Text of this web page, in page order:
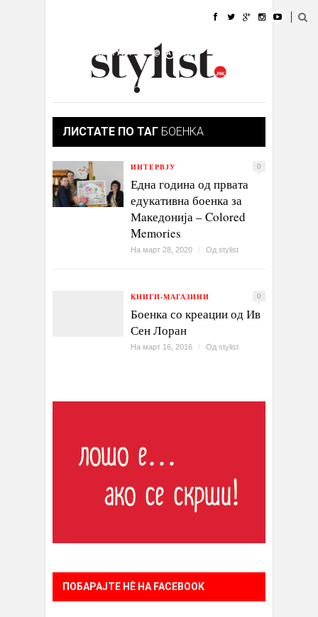
УБАВИНА
КУЛТУРА @РАБОТА
ИЗЛОГ
ЛИСТАТЕ ПО ТАГ БОЕНКА
ИНТЕРВЈУ 0
Една година од првата
едукативна боенка за
Мaкедонија – Colored
Memories
На март 28, 2020 / Од stylist
КНИГИ-МАГАЗИНИ 0
Боенка со креации од Ив
Сен Лоран
На март 16, 2016 / Од stylist
ПОБАРАЈТЕ НÈ НА FACEBOOK